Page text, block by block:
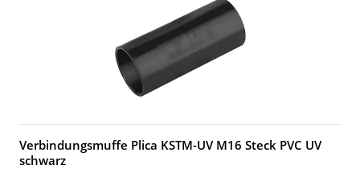
Verbindungsmuffe Plica KSTM-UV M16 Steck PVC UV
schwarz